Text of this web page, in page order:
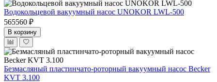
Водокольцевой вакуумный насос UNOKOR LWL-500
565560 ₽
В корзину
Безмасляный пластинчато-роторный вакуумный насос Becker
KVT 3.100